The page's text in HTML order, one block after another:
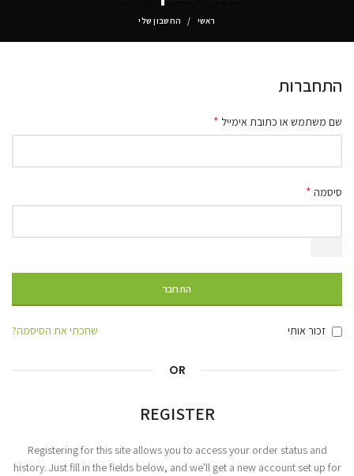
ראשי החשבון שלי
התחברות
שם משתמש או כתובת אימייל *
סיסמה *
התחבר
שחכתי את הסיסמה? זכור אותי
OR
REGISTER
Registering for this site allows you to access your order status and
history. Just fill in the fields below, and we'll get a new account set up for